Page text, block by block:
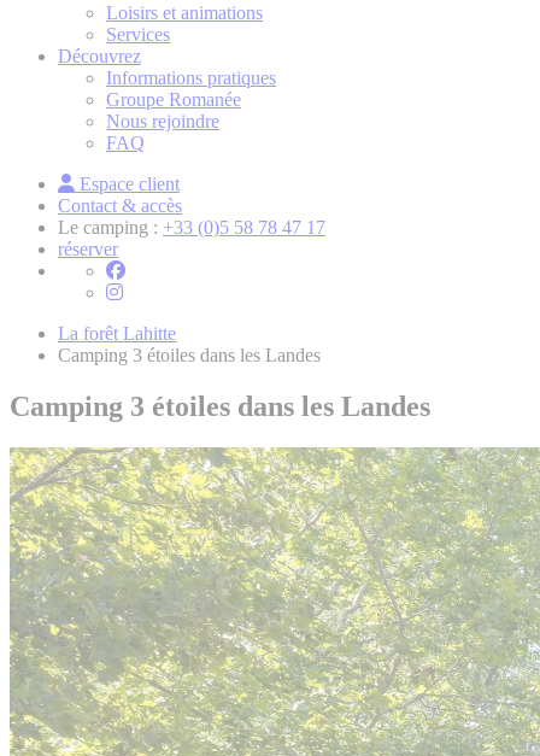
Loisirs et animations
Services
Découvrez
Informations pratiques
Groupe Romanée
Nous rejoindre
FAQ
Espace client
Contact & accès
Le camping : +33 (0)5 58 78 47 17
réserver
La forêt Lahitte
Camping 3 étoiles dans les Landes
Camping 3 étoiles dans les Landes